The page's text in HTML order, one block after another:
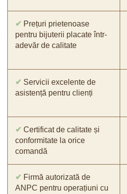
✔ Prețuri prietenoase
pentru bijuterii placate într-
adevăr de calitate
✔ Servicii excelente de
asistență pentru clienți
✔ Certificat de calitate și
conformitate la orice
comandă
✔ Firmă autorizată de
ANPC pentru operațiuni cu